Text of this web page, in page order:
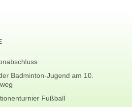
Badminton-Jugend am 10.
Fußball